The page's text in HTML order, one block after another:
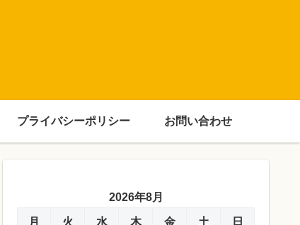
プライバシーポリシー お問い合わせ
2026年8月
月 火 水 木 金 土 日